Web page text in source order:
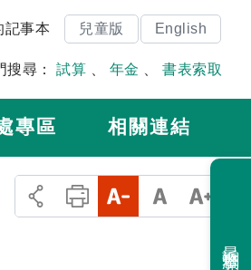
記事本 兒童版 English
搜尋： 試算 年金 書表索取
專區 相關連結